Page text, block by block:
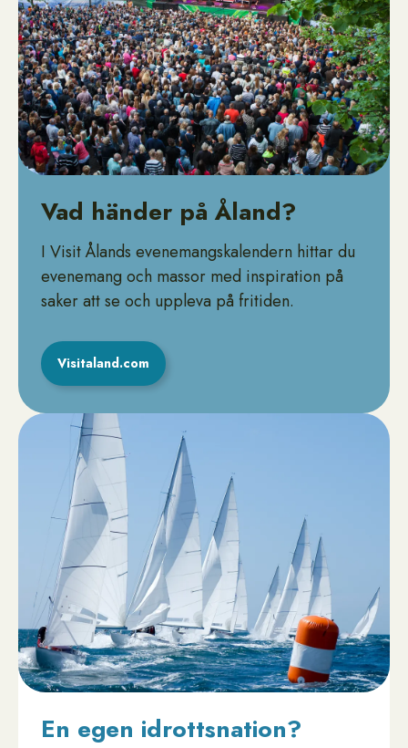
Vad händer på Åland?
I Visit Ålands evenemangskalendern hittar du
evenemang och massor med inspiration på
saker att se och uppleva på fritiden.
Visitaland.com
En egen idrottsnation?